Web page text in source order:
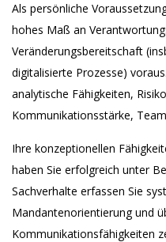
Als persönliche
hohes Maß an
Veränderungsbereitschaft
digitalisierte Prozesse)
analytische Fähigkeiten,
Kommunikationsstärke,
Ihre konzeptionellen
haben Sie erfolgreich unter
Sachverhalte erfassen Sie
Mandantenorientierung und
Kommunikationsfähigkeiten